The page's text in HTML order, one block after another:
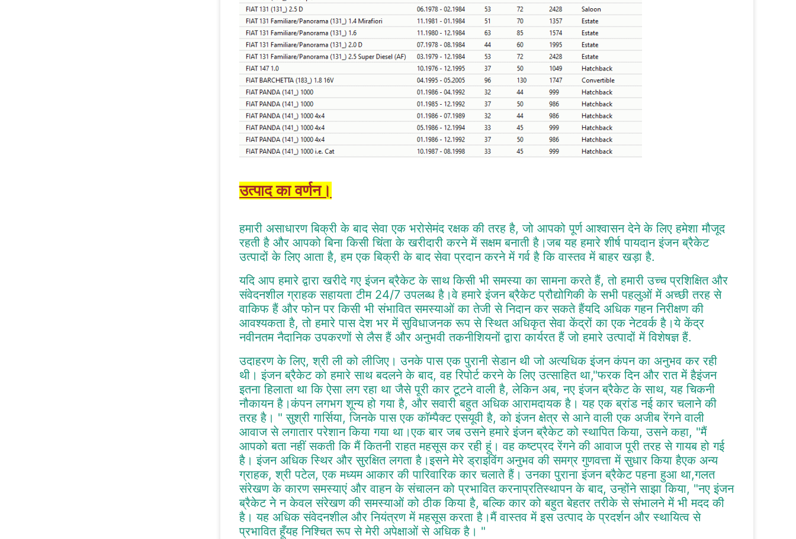
उत्पाद का वर्णन।
हमारी असाधारण बिक्री के बाद सेवा एक भरोसेमंद रक्षक की तरह है, जो आपको पूर्ण आश्वासन देने के लिए हमेशा मौजूद
रहती है और आपको बिना किसी चिंता के खरीदारी करने में सक्षम बनाती है।जब यह हमारे शीर्ष पायदान इंजन ब्रैकेट
उत्पादों के लिए आता है, हम एक बिक्री के बाद सेवा प्रदान करने में गर्व है कि वास्तव में बाहर खड़ा है.
यदि आप हमारे द्वारा खरीदे गए इंजन ब्रैकेट के साथ किसी भी समस्या का सामना करते हैं, तो हमारी उच्च प्रशिक्षित और
संवेदनशील ग्राहक सहायता टीम 24/7 उपलब्ध है।वे हमारे इंजन ब्रैकेट प्रौद्योगिकी के सभी पहलुओं में अच्छी तरह से
वाकिफ हैं और फोन पर किसी भी संभावित समस्याओं का तेजी से निदान कर सकते हैंयदि अधिक गहन निरीक्षण की
आवश्यकता है, तो हमारे पास देश भर में सुविधाजनक रूप से स्थित अधिकृत सेवा केंद्रों का एक नेटवर्क है।ये केंद्र
नवीनतम नैदानिक उपकरणों से लैस हैं और अनुभवी तकनीशियनों द्वारा कार्यरत हैं जो हमारे उत्पादों में विशेषज्ञ हैं.
उदाहरण के लिए, श्री ली को लीजिए। उनके पास एक पुरानी सेडान थी जो अत्यधिक इंजन कंपन का अनुभव कर रही
थी। इंजन ब्रैकेट को हमारे साथ बदलने के बाद, वह रिपोर्ट करने के लिए उत्साहित था,"फरक दिन और रात में हैइंजन
इतना हिलाता था कि ऐसा लग रहा था जैसे पूरी कार टूटने वाली है, लेकिन अब, नए इंजन ब्रैकेट के साथ, यह चिकनी
नौकायन है।कंपन लगभग शून्य हो गया है, और सवारी बहुत अधिक आरामदायक है। यह एक ब्रांड नई कार चलाने की
तरह है। " सुश्री गार्सिया, जिनके पास एक कॉम्पैक्ट एसयूवी है, को इंजन क्षेत्र से आने वाली एक अजीब रेंगने वाली
आवाज से लगातार परेशान किया गया था।एक बार जब उसने हमारे इंजन ब्रैकेट को स्थापित किया, उसने कहा, "मैं
आपको बता नहीं सकती कि मैं कितनी राहत महसूस कर रही हूं। वह कष्टप्रद रेंगने की आवाज पूरी तरह से गायब हो गई
है। इंजन अधिक स्थिर और सुरक्षित लगता है।इसने मेरे ड्राइविंग अनुभव की समग्र गुणवत्ता में सुधार किया हैएक अन्य
ग्राहक, श्री पटेल, एक मध्यम आकार की पारिवारिक कार चलाते हैं। उनका पुराना इंजन ब्रैकेट पहना हुआ था,गलत
संरेखण के कारण समस्याएं और वाहन के संचालन को प्रभावित करनाप्रतिस्थापन के बाद, उन्होंने साझा किया, "नए इंजन
ब्रैकेट ने न केवल संरेखण की समस्याओं को ठीक किया है, बल्कि कार को बहुत बेहतर तरीके से संभालने में भी मदद की
है। यह अधिक संवेदनशील और नियंत्रण में महसूस करता है।मैं वास्तव में इस उत्पाद के प्रदर्शन और स्थायित्व से
प्रभावित हूँयह निश्चित रूप से मेरी अपेक्षाओं से अधिक है। "